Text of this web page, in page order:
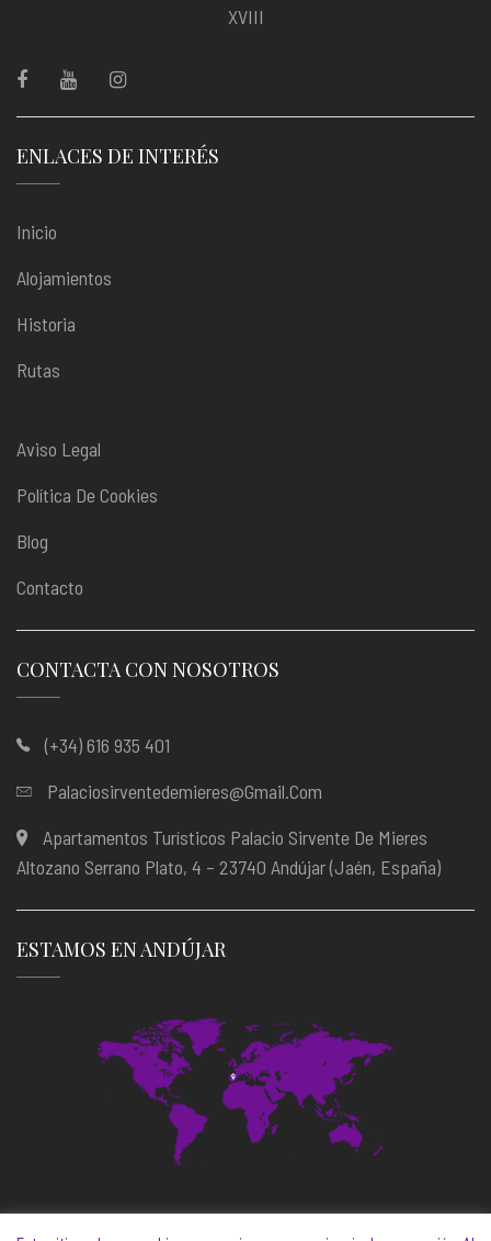
XVIII
ENLACES DE INTERÉS
Inicio
Alojamientos
Historia
Rutas
Aviso Legal
Política De Cookies
Blog
Contacto
CONTACTA CON NOSOTROS
(+34) 616 935 401
Palaciosirventedemieres@gmail.com
Apartamentos Turísticos Palacio Sirvente De Mieres
Altozano Serrano Plato, 4 – 23740 Andújar (Jaén, España)
ESTAMOS EN ANDÚJAR